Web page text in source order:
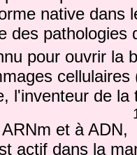
native dans
des pathologies
pour ouvrir la
cellulaires
l'inventeur de la
et à ADN,
actif dans la